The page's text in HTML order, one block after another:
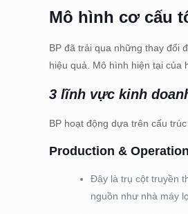
Mô hình cơ cấu
BP đã trải qua những thay đổi
hiệu quả. Mô hình hiện tại của
3 lĩnh vực kinh
BP hoạt động dựa trên cấu
Production &
Đây là trụ cột truyền
nguồn như nhà máy